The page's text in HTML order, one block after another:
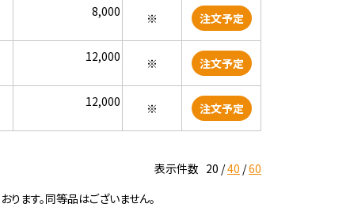
8,000 ※ 注文予定
12,000 ※ 注文予定
12,000 ※ 注文予定
表示件数 20 40 60
ます。同等品はございません。